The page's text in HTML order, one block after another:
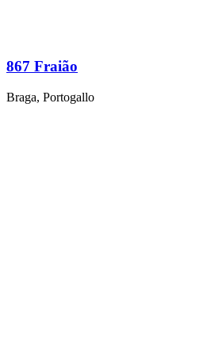
867 Fraião
Braga, Portogallo